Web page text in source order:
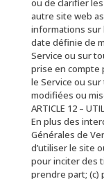
ou de clarifier
autre site web
informations sur
date définie de
Service ou sur
prise en compte
le Service ou
modifiées ou
ARTICLE 12 –
En plus des
Générales de
d’utiliser le site
pour inciter des
prendre part;